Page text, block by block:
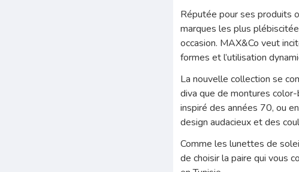
Réputée pour ses produits
marques les plus
occasion. MAX&Co veut
formes et l’utilisation
La nouvelle collection se
diva que de montures
inspiré des années 70, ou
design audacieux et des
Comme les lunettes de
de choisir la paire qui vous